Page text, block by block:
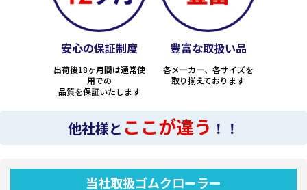
安心の保証制度
出荷後18ヶ月間は通常使
用での
品質を保証いたします
豊富な取扱い品
各メーカー、各サイズを
取り揃えております
他社様と ここが違う ！！
当社取扱ゴムクローラー